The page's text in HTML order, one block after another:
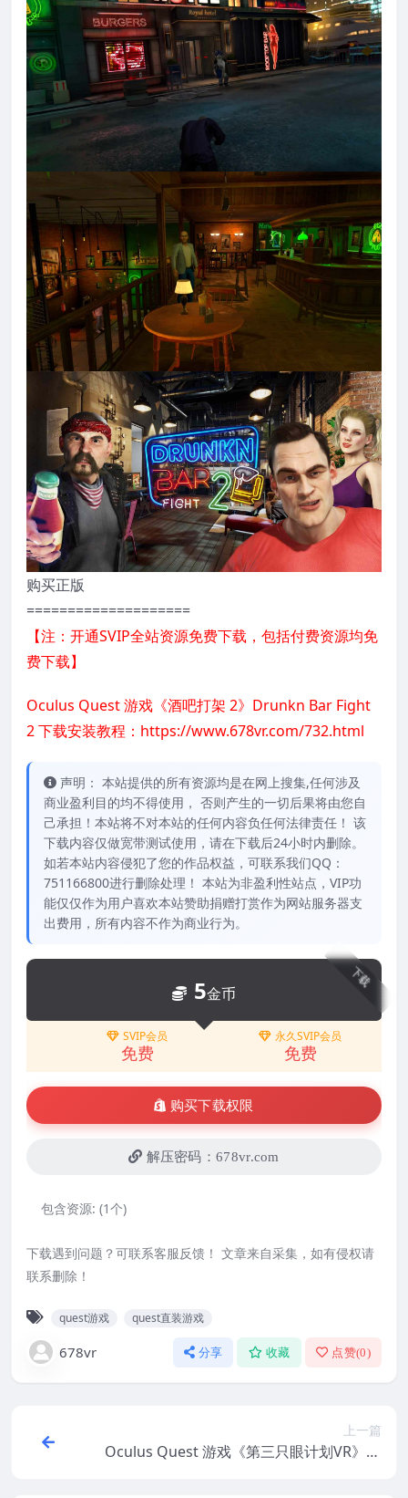
购买正版
====================
【注：开通SVIP全站资源免费下载，包括付费资源均免
费下载】
Oculus Quest 游戏《酒吧打架 2》Drunkn Bar Fight
2 下载安装教程：https://www.678vr.com/732.html
声明： 本站提供的所有资源均是在网上搜集,任何涉及
商业盈利目的均不得使用， 否则产生的一切后果将由您自
己承担！本站将不对本站的任何内容负任何法律责任！ 该
下载内容仅做宽带测试使用，请在下载后24小时内删除。
如若本站内容侵犯了您的作品权益，可联系我们QQ：
751166800进行删除处理！ 本站为非盈利性站点，VIP功
能仅仅作为用户喜欢本站赞助捐赠打赏作为网站服务器支
出费用，所有内容不作为商业行为。
下载
5金币
SVIP会员
免费
永久SVIP会员
免费
购买下载权限
解压密码：678vr.com
包含资源: (1个)
下载遇到问题？可联系客服反馈！ 文章来自采集，如有侵权请
联系删除！
quest游戏 quest直装游戏
678vr 分享 收藏 点赞(0)
上一篇
Oculus Quest 游戏《第三只眼计划VR》Pr